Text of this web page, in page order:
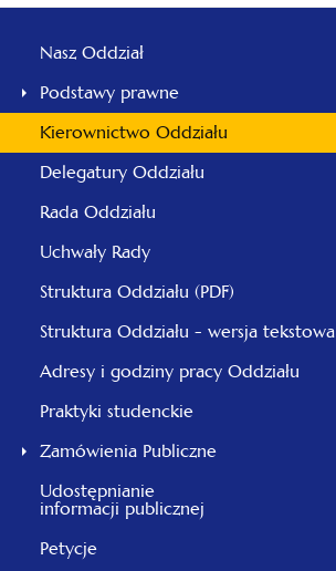
Nasz Oddział
Podstawy prawne
Kierownictwo Oddziału
Delegatury Oddziału
Rada Oddziału
Uchwały Rady
Struktura Oddziału (PDF)
Struktura Oddziału - wersja tekstowa
Adresy i godziny pracy Oddziału
Praktyki studenckie
Zamówienia Publiczne
Udostępnianie
informacji publicznej
Petycje